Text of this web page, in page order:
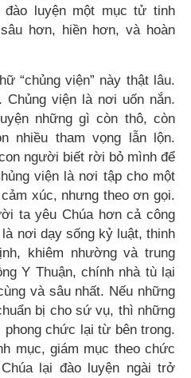
luyện một mục tử tinh
hơn, hiền hơn, và hoàn
“chủng viện” này thật lâu.
Chủng viện là nơi uốn nắn.
những gì còn thô, còn
nhiều tham vọng lẫn lộn.
người biết rời bỏ mình để
viện là nơi tập cho một
xúc, nhưng theo ơn gọi.
ta yêu Chúa hơn cả công
nơi dạy sống kỷ luật, thinh
khiêm nhường và trung
Y Thuận, chính nhà tù lại
và sâu nhất. Nếu những
bị cho sứ vụ, thì những
chức lại từ bên trong.
mục, giám mục theo chức
lại đào luyện ngài trở